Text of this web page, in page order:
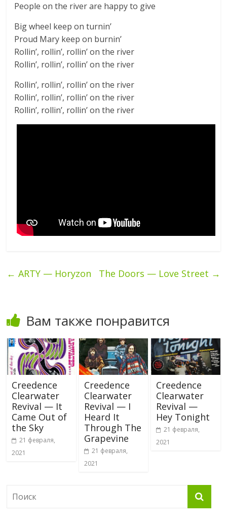
People on the river are happy to give
Big wheel keep on turnin’
Proud Mary keep on burnin’
Rollin’, rollin’, rollin’ on the river
Rollin’, rollin’, rollin’ on the river
Rollin’, rollin’, rollin’ on the river
Rollin’, rollin’, rollin’ on the river
Rollin’, rollin’, rollin’ on the river
← ARTY — Horyzon The Doors — Love Street →
Вам также понравится
Creedence
Clearwater
Revival — It
Came Out of
the Sky
21 февраля,
2021
Creedence
Clearwater
Revival — I
Heard It
Through The
Grapevine
21 февраля,
2021
Creedence
Clearwater
Revival —
Hey Tonight
21 февраля,
2021